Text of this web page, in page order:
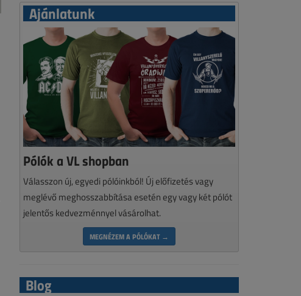
Ajánlatunk
Pólók a VL shopban
Válasszon új, egyedi pólóinkból! Új előfizetés vagy
meglévő meghosszabbítása esetén egy vagy két pólót
jelentős kedvezménnyel vásárolhat.
MEGNÉZEM A PÓLÓKAT →
Blog